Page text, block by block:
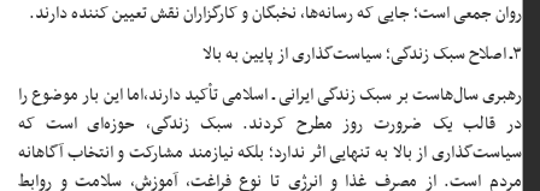
روان جمعی است؛ جایی که رسانه‌ها، نخبگان و کارگزاران نقش تعیین کننده دارند.
رهبری سال‌هاست بر سبک زندگی ایرانی ـ اسلامی تأکید دارند،‌اما این بار موضوع را
در قالب یک ضرورت روز مطرح کردند. سبک زندگی، حوزه‌ای است که
سیاست‌گذاری از بالا به تنهایی اثر ندارد؛ بلکه نیازمند مشارکت و انتخاب آگاهانه
مردم است. از مصرف غذا و انرژی تا نوع فراغت، آموزش، سلامت و روابط